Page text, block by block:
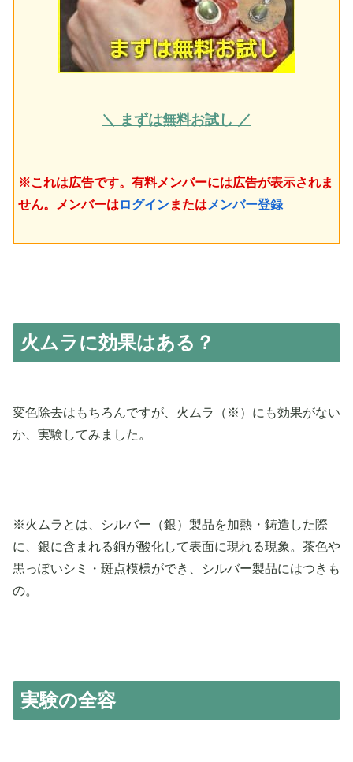
＼ まずは無料お試し ／
※これは広告です。有料メンバーには広告が表示されま
せん。メンバーはログインまたはメンバー登録
火ムラに効果はある？
変色除去はもちろんですが、火ムラ（※）にも効果がない
か、実験してみました。
※火ムラとは、シルバー（銀）製品を加熱・鋳造した際
に、銀に含まれる銅が酸化して表面に現れる現象。茶色や
黒っぽいシミ・斑点模様ができ、シルバー製品にはつきも
の。
実験の全容